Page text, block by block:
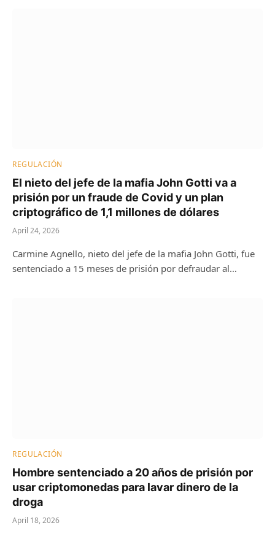
REGULACIÓN
El nieto del jefe de la mafia John Gotti va a
prisión por un fraude de Covid y un plan
criptográfico de 1,1 millones de dólares
April 24, 2026
Carmine Agnello, nieto del jefe de la mafia John Gotti, fue
sentenciado a 15 meses de prisión por defraudar al…
REGULACIÓN
Hombre sentenciado a 20 años de prisión por
usar criptomonedas para lavar dinero de la
droga
April 18, 2026